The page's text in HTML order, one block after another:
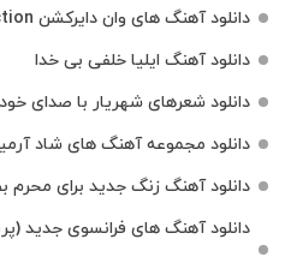
دانلود آهنگ های وان دایرکشن One Direction
دانلود آهنگ ایلیا خلفی بی خدا
دانلود شعرهای شهریار با صدای
دانلود مجموعه آهنگ های شاد
دانلود آهنگ زنگ جدید برای
دانلود آهنگ های فرانسوی جدید